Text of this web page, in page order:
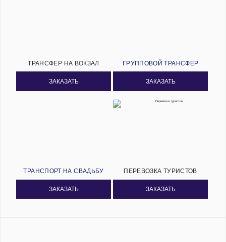
ТРАНСФЕР НА ВОКЗАЛ
ЗАКАЗАТЬ
ГРУППОВОЙ ТРАНСФЕР
ЗАКАЗАТЬ
ТРАНСПОРТ НА СВАДЬБУ
ЗАКАЗАТЬ
ПЕРЕВОЗКА ТУРИСТОВ
ЗАКАЗАТЬ